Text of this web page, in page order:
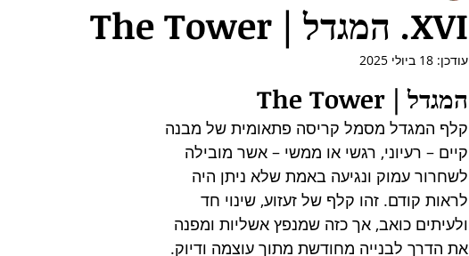
XVI. המגדל | The Tower
עודכן: 18 ביולי 2025
המגדל | The Tower
קלף המגדל מסמל קריסה פתאומית של מבנה
קיים – רעיוני, רגשי או ממשי – אשר מובילה
לשחרור עמוק ונגיעה באמת שלא ניתן היה
לראות קודם. זהו קלף של זעזוע, שינוי חד
ולעיתים כואב, אך כזה שמנפץ אשליות ומפנה
את הדרך לבנייה מחודשת מתוך עוצמה ודיוק.